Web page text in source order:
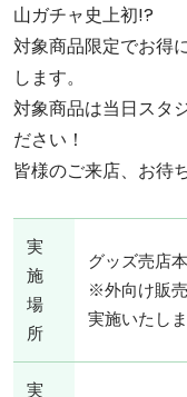
山ガチャ史上初!?
対象商品限定でお得
します。
対象商品は当日スタ
ださい！
皆様のご来店、お待
実
施
場
所
グッズ売店
※外向け販
実施いたし
実